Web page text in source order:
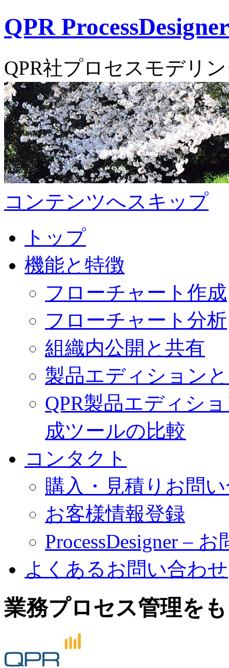
QPR
QPR社プロセスモデリ
コンテンツへスキップ
トップ
機能と特徴
フローチャート作成
フローチャート分析
組織内公開と共有
製品エディション
QPR製品エディシ
成ツールの比較
コンタクト
購入・見積りお問
お客様情報登録
ProcessDesigner –
よくあるお問い合わせ
業務プロセス管理を